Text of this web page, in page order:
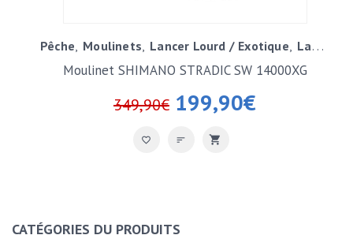
Pêche Moulinets Lancer Lourd / Exotique Lancer Surfcasting
349,90€ 199,90€
Moulinet SHIMANO STRADIC SW 14000XG
CATÉGORIES DU PRODUITS